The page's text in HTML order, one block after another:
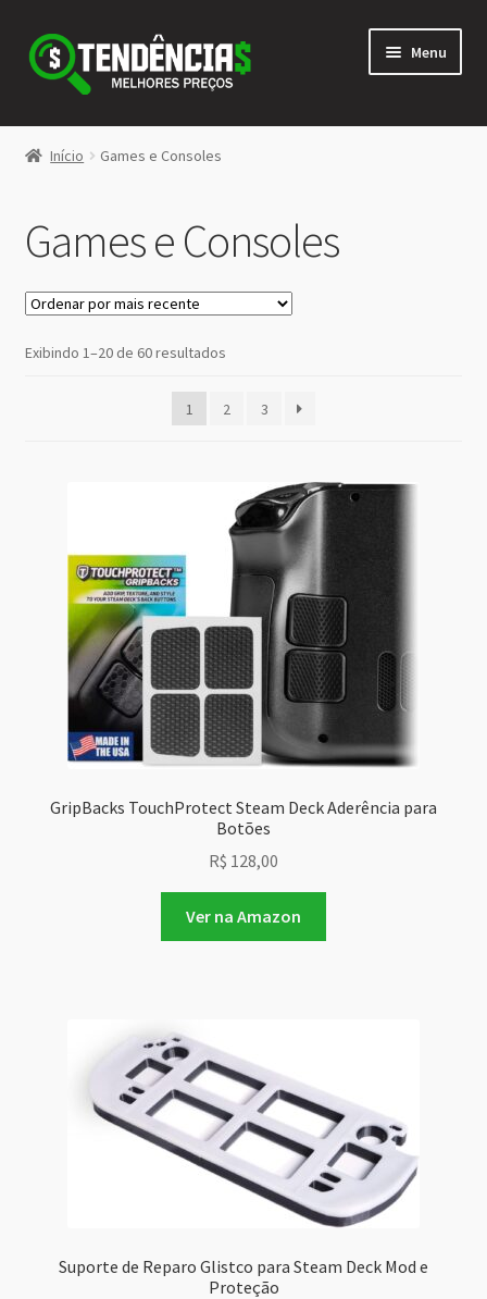
Pular
para
navegação
Pular
para
conteúdo
Menu
LOJA
Início Games e Consoles
Games e Consoles
Exibindo 1–20 de 60 resultadosClassificado
1 2 3
GripBacks TouchProtect Steam Deck Aderência para
Botões
R$ 128,00
Ver na Amazon
Suporte de Reparo Glistco para Steam Deck Mod e
Proteção